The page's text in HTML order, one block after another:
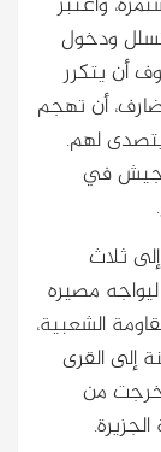
ودخول
أن يتكرر
أن تهجم
لهم.
في
ثلاث
مصيره
الشعبية،
إلى القرى
خرجت من